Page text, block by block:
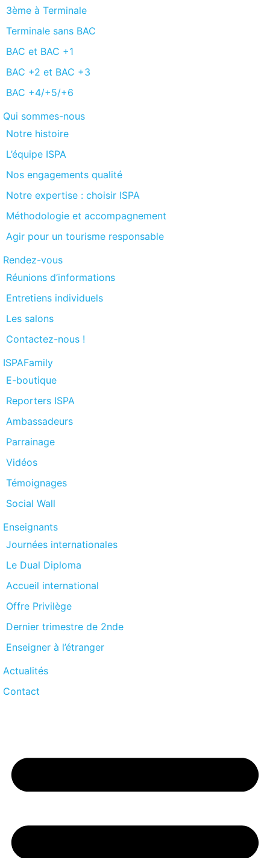
3ème à Terminale
Terminale sans BAC
BAC et BAC +1
BAC +2 et BAC +3
BAC +4/+5/+6
Qui sommes-nous
Notre histoire
L’équipe ISPA
Nos engagements qualité
Notre expertise : choisir ISPA
Méthodologie et accompagnement
Agir pour un tourisme responsable
Rendez-vous
Réunions d’informations
Entretiens individuels
Les salons
Contactez-nous !
ISPAFamily
E-boutique
Reporters ISPA
Ambassadeurs
Parrainage
Vidéos
Témoignages
Social Wall
Enseignants
Journées internationales
Le Dual Diploma
Accueil international
Offre Privilège
Dernier trimestre de 2nde
Enseigner à l’étranger
Actualités
Contact